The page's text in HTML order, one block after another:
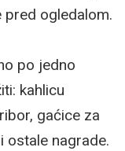
ogledalom.
po jedno
kahlicu
gaćice za
ostale nagrade.